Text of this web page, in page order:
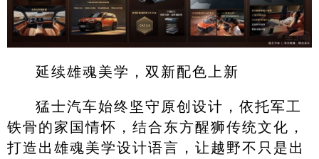
延续雄魂美学，双新配色上新
猛士汽车始终坚守原创设计，依托军工
铁骨的家国情怀，结合东方醒狮传统文化，
打造出雄魂美学设计语言，让越野不只是出